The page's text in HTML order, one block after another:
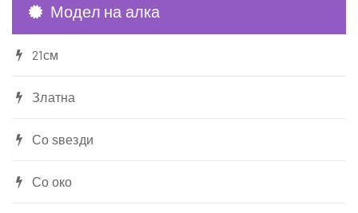
Модел на алка
21см
Златна
Со ѕвезди
Со око